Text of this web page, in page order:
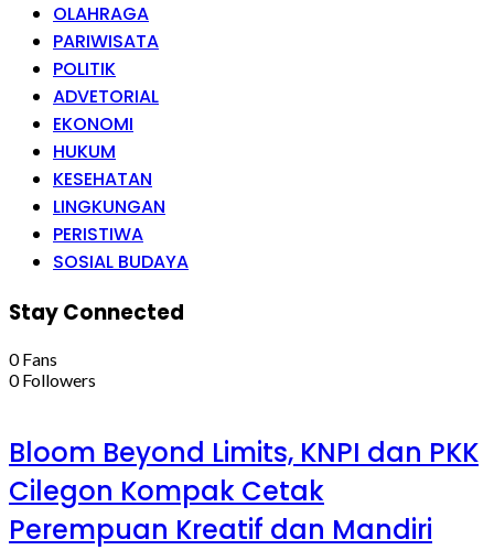
OLAHRAGA
PARIWISATA
POLITIK
ADVETORIAL
EKONOMI
HUKUM
KESEHATAN
LINGKUNGAN
PERISTIWA
SOSIAL BUDAYA
Stay Connected
0 Fans
0 Followers
Bloom Beyond Limits, KNPI dan PKK
Cilegon Kompak Cetak
Perempuan Kreatif dan Mandiri